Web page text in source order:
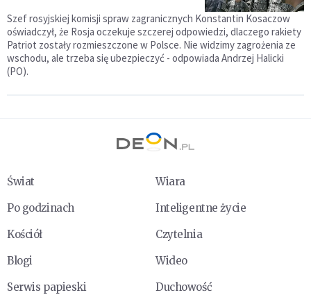
Szef rosyjskiej komisji spraw zagranicznych Konstantin Kosaczow
oświadczył, że Rosja oczekuje szczerej odpowiedzi, dlaczego rakiety
Patriot zostały rozmieszczone w Polsce. Nie widzimy zagrożenia ze
wschodu, ale trzeba się ubezpieczyć - odpowiada Andrzej Halicki
(PO).
Świat
Wiara
Po godzinach
Inteligentne życie
Kościół
Czytelnia
Blogi
Wideo
Serwis papieski
Duchowość